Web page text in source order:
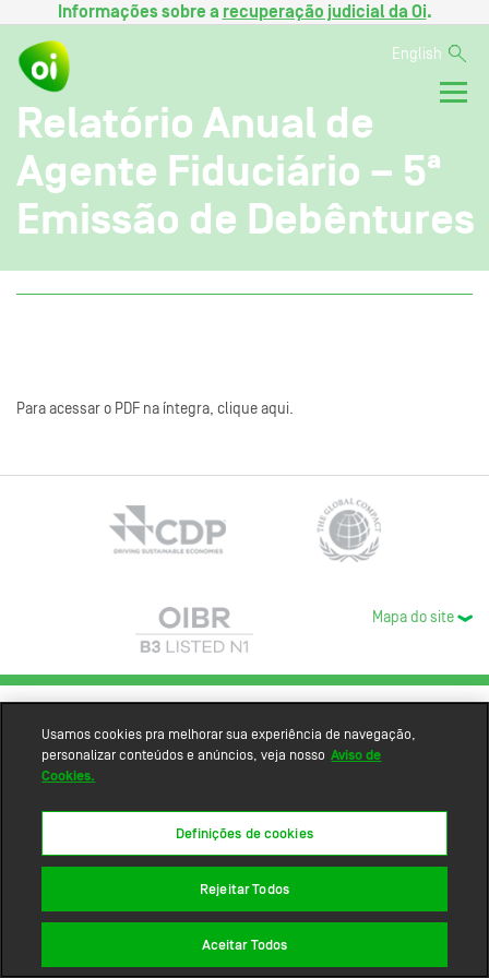
Informações sobre a recuperação judicial da Oi.
English
Relatório Anual de
Agente Fiduciário – 5ª
Emissão de Debêntures
Para acessar o PDF na íntegra, clique aqui.
Mapa do site
Usamos cookies pra melhorar sua experiência de navegação,
personalizar conteúdos e anúncios, veja nosso Aviso de
Cookies.
Definições de cookies
Rejeitar Todos
Aceitar Todos